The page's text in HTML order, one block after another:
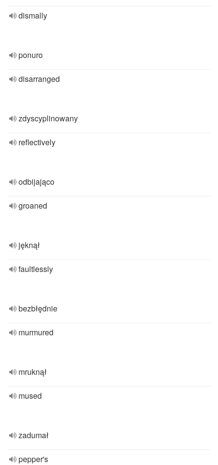
dismally
ponuro
disarranged
zdyscyplinowany
reflectively
odbijająco
groaned
jęknął
faultlessly
bezbłędnie
murmured
mruknął
mused
zadumał
pepper's